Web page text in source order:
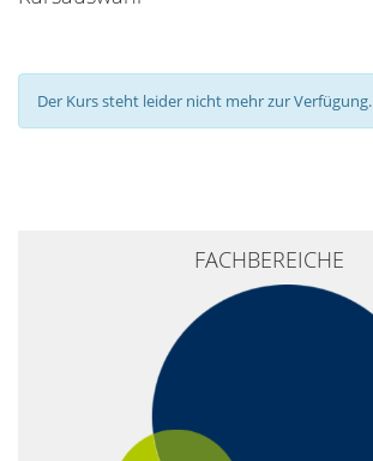
Der Kurs steht leider nicht mehr zur Verfügung.
FACHBEREICHE